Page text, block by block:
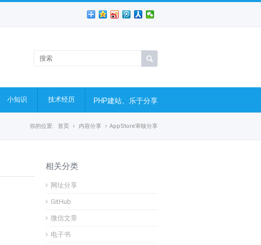
小知识 技术经历 PHP建站、乐于分享
你的位置: 首页 内容分享 AppStore审核分享
相关分类
网址分享
GitHub
微信文章
电子书